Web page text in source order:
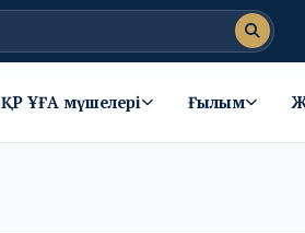
ҚР ҰҒА мүшелері Ғылым